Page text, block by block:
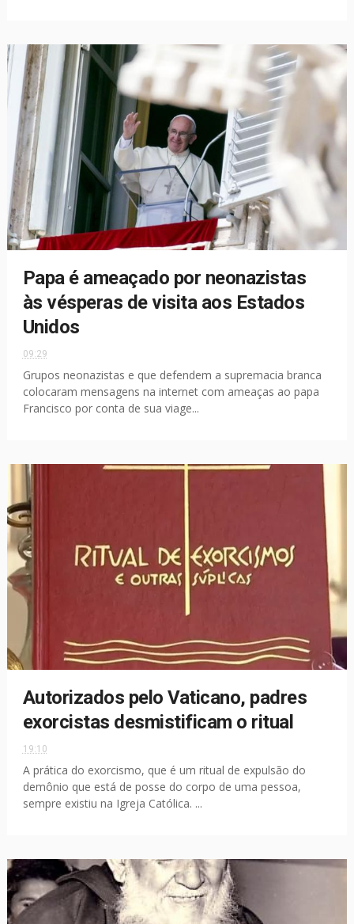
Papa é ameaçado por neonazistas
às vésperas de visita aos Estados
Unidos
09:29
Grupos neonazistas e que defendem a supremacia branca
colocaram mensagens na internet com ameaças ao papa
Francisco por conta de sua viage...
Autorizados pelo Vaticano, padres
exorcistas desmistificam o ritual
19:10
A prática do exorcismo, que é um ritual de expulsão do
demônio que está de posse do corpo de uma pessoa,
sempre existiu na Igreja Católica. ...